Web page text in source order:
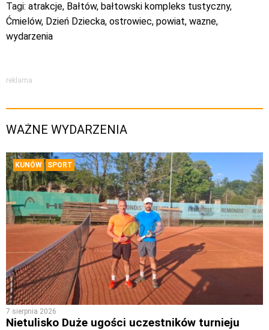
Tagi: atrakcje, Bałtów, bałtowski kompleks tustyczny,
Ćmielów, Dzień Dziecka, ostrowiec, powiat, wazne,
wydarzenia
reklama
WAŻNE WYDARZENIA
KUNÓW SPORT
7 sierpnia 2026
Nietulisko Duże ugości uczestników turnieju